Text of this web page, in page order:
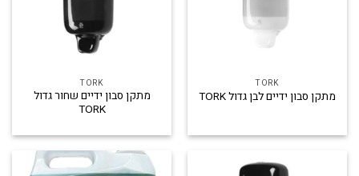
TORK
מתקן סבון ידיים לבן גדול TORK
TORK
מתקן סבון ידיים שחור גדול
TORK